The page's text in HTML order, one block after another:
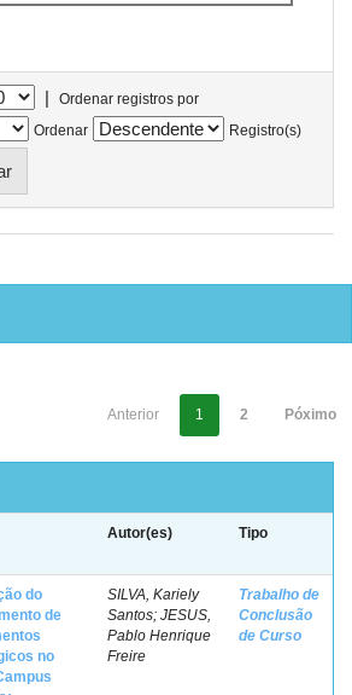
|
Ordenar registros por
Ordenar
Registro(s)
Anterior 1 2 Póximo
Autor(es) Tipo
do
de
no
SILVA, Kariely
Santos; JESUS,
Pablo Henrique
Freire
Trabalho de
Conclusão
de Curso